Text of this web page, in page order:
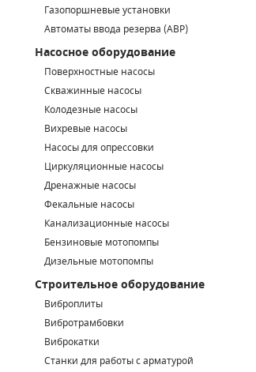
Газопоршневые установки
Автоматы ввода резерва (АВР)
Насосное оборудование
Поверхностные насосы
Скважинные насосы
Колодезные насосы
Вихревые насосы
Насосы для опрессовки
Циркуляционные насосы
Дренажные насосы
Фекальные насосы
Канализационные насосы
Бензиновые мотопомпы
Дизельные мотопомпы
Строительное оборудование
Виброплиты
Вибротрамбовки
Виброкатки
Станки для работы с арматурой
ЗАПЧАСТИ ДЛЯ ВИНТОВЫХ КОМПРЕССОРОВ
СМЕННЫЕ ЭЛЕМЕНТЫ МАГИСТРАЛЬНЫХ ФИЛЬТРОВ
ДЛЯ АДСОРБЦИОННЫХ ОСУШИТЕЛЕЙ
ЭЛЕКТРОДВИГАТЕЛИ
БЕНЗИНОВЫЕ ДВИГАТЕЛИ
ДИЗЕЛЬНЫЕ ДВИГАТЕЛИ
ФИЛЬТРЫ ТОПЛИВНЫЕ
МОТОРНОЕ МАСЛО
РАДИАТОРЫ